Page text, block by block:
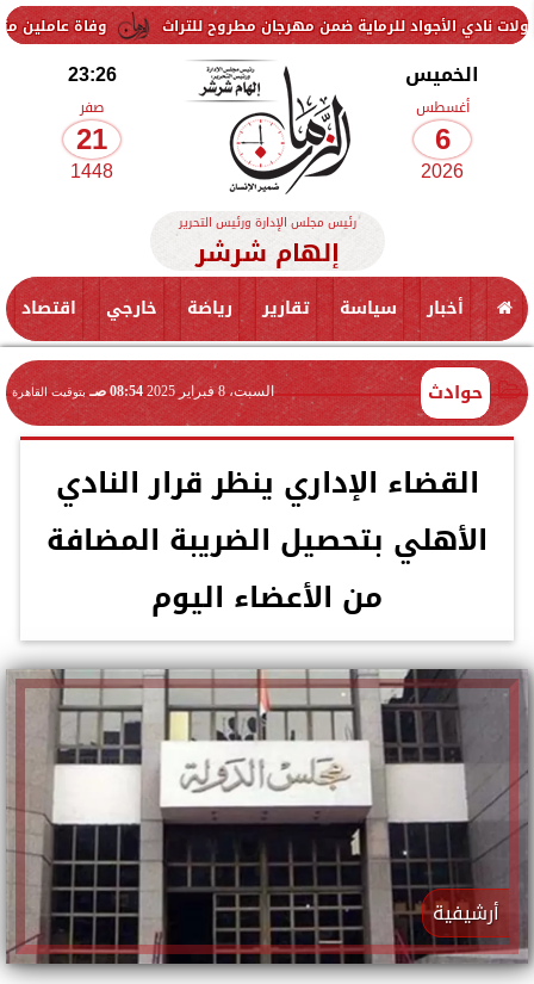
وفاة عاملين متأثرين للرماية ضمن مهرجان مطروح للتراث
الخميس
أغسطس
6
2026
23:26
صفر
21
1448
رئيس مجلس الإدارة ورئيس التحرير
إلهام شرشر
أخبار سياسة تقارير رياضة خارجي اقتصاد
حوادث السبت، 8 فبراير 2025 08:54 صـ بتوقيت القاهرة
القضاء الإداري ينظر قرار النادي
الأهلي بتحصيل الضريبة المضافة
من الأعضاء اليوم
أرشيفية